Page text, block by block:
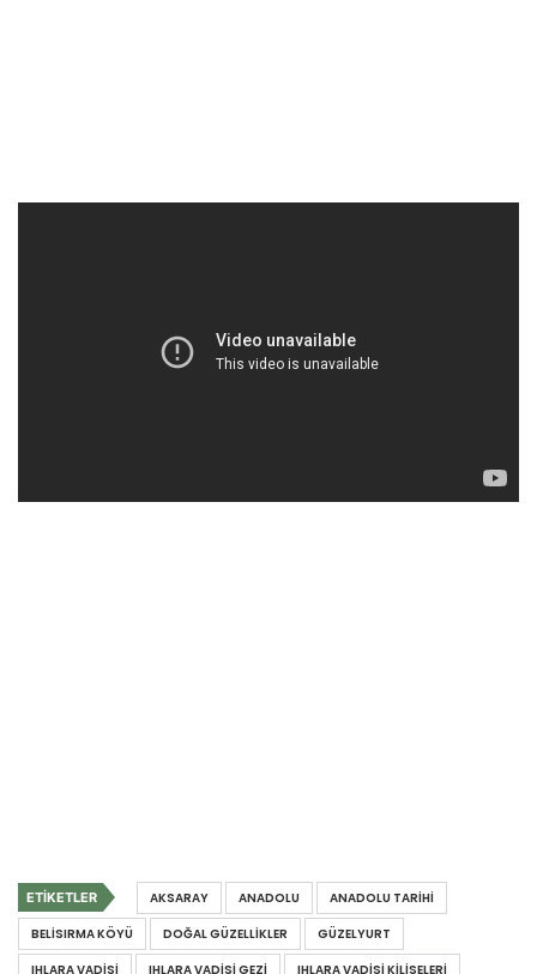
ETIKETLER AKSARAY ANADOLU
ANADOLU TARIHI
BELISIRMA KÖYÜ
DOĞAL GÜZELLIKLER
GÜZELYURT
IHLARA VADISI
IHLARA VADISI GEZI IHLARA VADISI KILISELERI